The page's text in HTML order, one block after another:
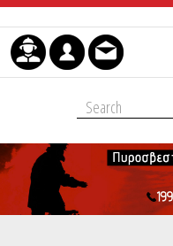
Μετάβαση στο